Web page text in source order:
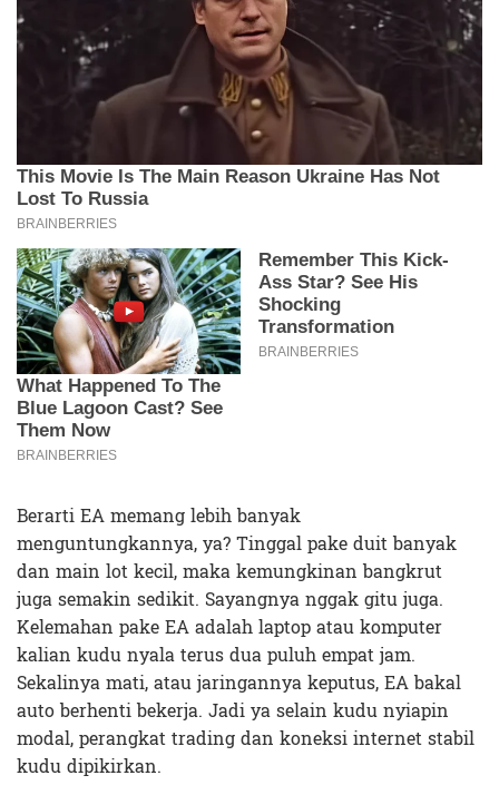
Berarti EA memang lebih banyak
menguntungkannya, ya? Tinggal pake duit banyak
dan main lot kecil, maka kemungkinan bangkrut
juga semakin sedikit. Sayangnya nggak gitu juga.
Kelemahan pake EA adalah laptop atau komputer
kalian kudu nyala terus dua puluh empat jam.
Sekalinya mati, atau jaringannya keputus, EA bakal
auto berhenti bekerja. Jadi ya selain kudu nyiapin
modal, perangkat trading dan koneksi internet stabil
kudu dipikirkan.